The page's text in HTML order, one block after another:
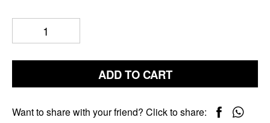
ADD TO CART
Want to share with your friend? Click to share: